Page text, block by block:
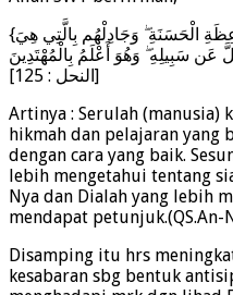
{ادْعُ إِلَىٰ سَبِيلِ رَبِّكَ بِالْحِكْمَةِ وَالْمَوْعِظَةِ الْحَسَنَةِ ۖ وَجَادِلْهُم بِالَّتِي هِيَ
سَبِيلِهِ ۖ وَهُوَ أَعْلَمُ بِالْمُهْتَدِينَ}
[النحل : 125]
Artinya : Serulah (manusia)
hikmah dan pelajaran yang
dengan cara yang baik.
lebih mengetahui tentang
Nya dan Dialah yang lebih
mendapat petunjuk.(QS.An-
Disamping itu hrs
kesabaran sbg bentuk